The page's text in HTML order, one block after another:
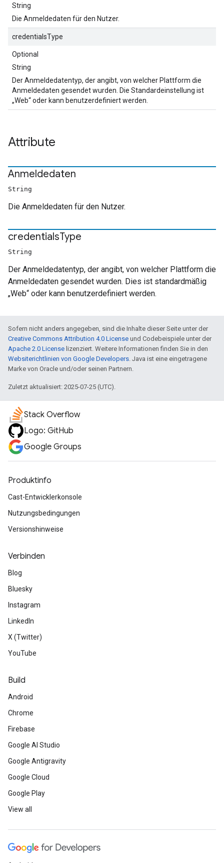
String
Die Anmeldedaten für den Nutzer.
credentialsType
Optional
String
Der Anmeldedatentyp, der angibt, von welcher Plattform die
Anmeldedaten gesendet wurden. Die Standardeinstellung ist
„Web“ oder kann benutzerdefiniert werden.
Attribute
Anmeldedaten
String
Die Anmeldedaten für den Nutzer.
credentialsType
String
Der Anmeldedatentyp, der angibt, von welcher Plattform die
Anmeldedaten gesendet wurden. Dies ist standardmäßig
„Web“ oder kann benutzerdefiniert werden.
Sofern nicht anders angegeben, sind die Inhalte dieser Seite unter der
Creative Commons Attribution 4.0 License und Codebeispiele unter der
Apache 2.0 License lizenziert. Weitere Informationen finden Sie in den
Websiterichtlinien von Google Developers. Java ist eine eingetragene
Marke von Oracle und/oder seinen Partnern.
Zuletzt aktualisiert: 2025-07-25 (UTC).
Stack Overflow
Logo: GitHub
Google Groups
Produktinfo
Cast-Entwicklerkonsole
Nutzungsbedingungen
Versionshinweise
Verbinden
Blog
Bluesky
Instagram
LinkedIn
X (Twitter)
YouTube
Build
Android
Chrome
Firebase
Google AI Studio
Google Antigravity
Google Cloud
Google Play
View all